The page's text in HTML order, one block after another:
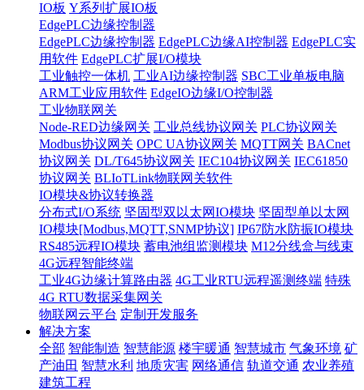
IO板 Y系列扩展IO板
EdgePLC边缘控制器
EdgePLC边缘控制器 EdgePLC边缘AI控制器 EdgePLC实
用软件 EdgePLC扩展I/O模块
工业触控一体机 工业AI边缘控制器 SBC工业单板电脑
ARM工业应用软件 EdgeIO边缘I/O控制器
工业物联网关
Node-RED边缘网关 工业总线协议网关 PLC协议网关
Modbus协议网关 OPC UA协议网关 MQTT网关 BACnet
协议网关 DL/T645协议网关 IEC104协议网关 IEC61850
协议网关 BLIoTLink物联网关软件
IO模块&协议转换器
分布式I/O系统 坚固型双以太网IO模块 坚固型单以太网
IO模块[Modbus,MQTT,SNMP协议] IP67防水防振IO模块
RS485远程IO模块 蓄电池组监测模块 M12分线盒与线束
4G远程智能终端
工业4G边缘计算路由器 4G工业RTU远程遥测终端 特殊
4G RTU数据采集网关
物联网云平台 定制开发服务
解决方案
全部 智能制造 智慧能源 楼宇暖通 智慧城市 气象环境 矿
产油田 智慧水利 地质灾害 网络通信 轨道交通 农业养殖
建筑工程